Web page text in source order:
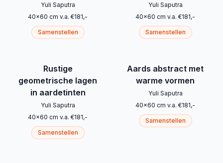
Yuli Saputra
40x60 cm v.a. €181,-
Samenstellen
Yuli Saputra
40x60 cm v.a. €181,-
Samenstellen
Rustige
geometrische lagen
in aardetinten
Yuli Saputra
40x60 cm v.a. €181,-
Samenstellen
Aards abstract met
warme vormen
Yuli Saputra
40x60 cm v.a. €181,-
Samenstellen